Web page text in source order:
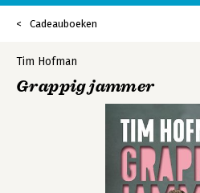
Cadeauboeken
Tim Hofman
Grappig jammer